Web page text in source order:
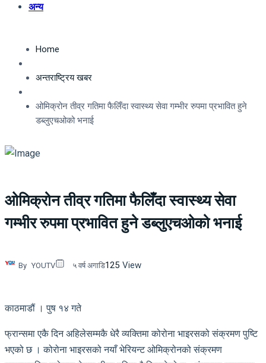
अन्य
Home
अन्तराष्ट्रिय खबर
ओमिक्रोन तीव्र गतिमा फैलिँदा स्वास्थ्य सेवा गम्भीर रुपमा प्रभावित हुने
डब्लुएचओको भनाई
ओमिक्रोन तीव्र गतिमा फैलिँदा स्वास्थ्य सेवा
गम्भीर रुपमा प्रभावित हुने डब्लुएचओको भनाई
By YOUTV ५ वर्ष अगाडि125 View
काठमाडौं । पुष १४ गते
फ्रान्समा एकै दिन अहिलेसम्मकै धेरै व्यक्तिमा कोरोना भाइरसको संक्रमण पुष्टि
भएको छ । कोरोना भाइरसको नयाँ भेरियन्ट ओमिक्रोनको संक्रमण